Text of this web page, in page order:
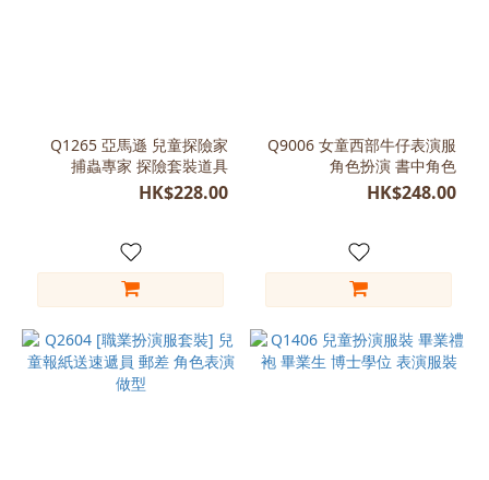
Q1265 亞馬遜 兒童探險家
捕蟲專家 探險套裝道具
HK$228.00
Q9006 女童西部牛仔表演服
角色扮演 書中角色
HK$248.00